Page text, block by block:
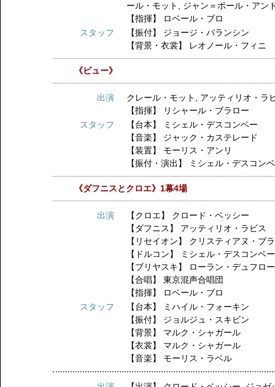
ール・モット
ジャン＝ポール・アン
【指揮】
ロベール・ブロ
スタッフ
【振付】 ジョージ・バランシン
【背景・衣裳】
レオノール・フィニ
《ビュー》
出演 クレール・モット
アッティリオ・ラ
【指揮】
リシャール・ブラロー
スタッフ
【台本】
ミシェル・デスコンベー
【音楽】 ジャック・カステレード
【装置】 モーリス・アンリ
【振付・演出】
ミシェル・デスコン
《ダフニスとクロエ》1幕4場
出演 【クロエ】 クロード・ベッシー
【ダフニス】 アッティリオ・ラビス
【リセイオン】 クリスティアヌ・ブ
【ドルコン】
ミシェル・デスコンベー
【ブリヤスキ】
ローラン・デュフロー
【合唱】東京混声合唱団
【指揮】
ロベール・ブロ
スタッフ
【台本】
ミハイル・フォーキン
【振付】 ジョルジュ・スキビン
【背景】 マルク・シャガール
【衣裳】 マルク・シャガール
【音楽】 モーリス・ラベル